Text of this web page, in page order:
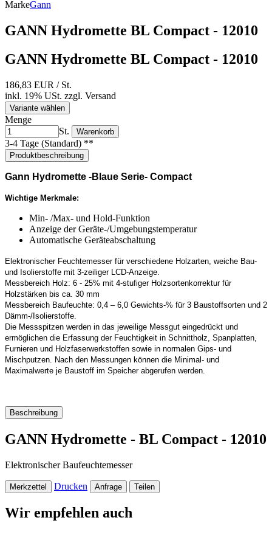
MarkeGann
GANN Hydromette BL Compact - 12010
GANN Hydromette BL Compact - 12010
186,83 EUR / St.
inkl. 19% USt. zzgl. Versand
Variante wählen
Menge
St.
Warenkorb
3-4 Tage (Standard) **
Produktbeschreibung
Gann Hydromette -Blaue Serie- Compact
Wichtige Merkmale:
Min- /Max- und Hold-Funktion
Anzeige der Geräte-/Umgebungstemperatur
Automatische Geräteabschaltung
Elektronischer Feuchtemesser für verschiedene Holzarten, weiche Bau-
und Isolierstoffe mit 3-zeiliger LCD-Anzeige.
Messbereich Holz: 6 - 25% mit 4-stufiger Holzsortenkorrektur für
Holzstärken bis ca. 30 mm
Messbereich Baufeuchte: 0,4 – 6,0 Gewichts-% für 3 Baustoffsorten und 2
Dämm-/Isolierstoffe.
Die Messspitzen werden in das jeweilige Messgut eingedrückt und
ermöglichen die Erfassung der Feuchtigkeit in Schnittholz, Spanplatten,
Furnieren und Holzfaserwerkstoffen sowie in normalen Gips- und
Mischputzen. Nach den Messungen können die Minimal- und
Maximalwerte je Baustoff im Speicher abgerufen werden.
Beschreibung
GANN Hydromette - BL Compact - 12010
Elektronischer Baufeuchtemesser
Merkzettel Drucken Anfrage Teilen
Wir empfehlen auch